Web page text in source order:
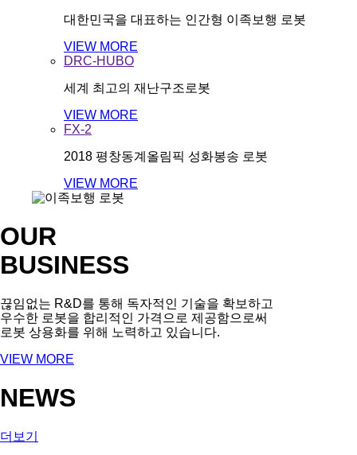
대한민국을 대표하는 인간형 이족보행 로봇
VIEW MORE
DRC-HUBO
세계 최고의 재난구조로봇
VIEW MORE
FX-2
2018 평창동계올림픽 성화봉송 로봇
VIEW MORE
OUR
BUSINESS
끊임없는 R&D를 통해 독자적인 기술을 확보하고
우수한 로봇을 합리적인 가격으로 제공함으로써
로봇 상용화를 위해 노력하고 있습니다.
VIEW MORE
NEWS
더보기